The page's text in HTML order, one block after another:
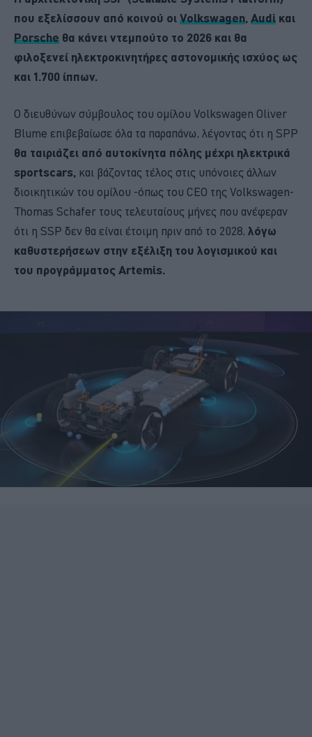
που εξελίσσουν από κοινού οι Volkswagen, Audi και
Porsche θα κάνει ντεμπούτο το 2026 και θα
φιλοξενεί ηλεκτροκινητήρες αστονομικής ισχύος ως
και 1.700 ίππων.
Ο διευθύνων σύμβουλος του ομίλου Volkswagen Oliver
Blume επιβεβαίωσε όλα τα παραπάνω, λέγοντας ότι η SPP
θα ταιριάζει από αυτοκίνητα πόλης μέχρι ηλεκτρικά
sportscars, και βάζοντας τέλος στις υπόνοιες άλλων
διοικητικών του ομίλου -όπως του CEO της Volkswagen-
Thomas Schafer τους τελευταίους μήνες που ανέφεραν
ότι η SSP δεν θα είναι έτοιμη πριν από το 2028, λόγω
καθυστερήσεων στην εξέλιξη του λογισμικού και
του προγράμματος Artemis.